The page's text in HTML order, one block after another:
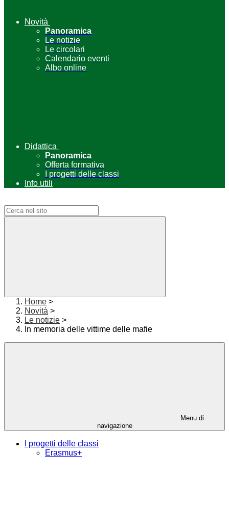
Novità
Panoramica
Le notizie
Le circolari
Calendario eventi
Albo online
Didattica
Panoramica
Offerta formativa
I progetti delle classi
Info utili
Home >
Novità >
Le notizie >
In memoria delle vittime delle mafie
Menu di
navigazione
I progetti delle classi
Erasmus+